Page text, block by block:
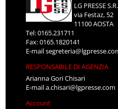
LG PRESSE
via Festaz, 52
11100 AOSTA
Tel: 0165.231711
Fax: 0165.1820141
E-mail
RESPONSABILE DI AGENZIA
Arianna Gori Chisari
E-maila.chisari@lgpresse.com
Account